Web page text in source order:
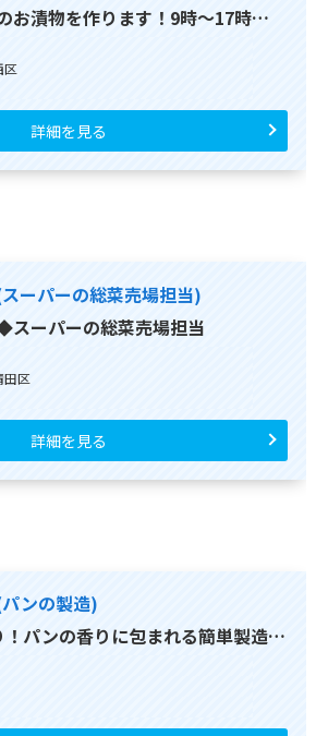
お漬物を作ります！9時～17時…
区
詳細を見る
ーパーの総菜売場担当)
スーパーの総菜売場担当
田区
詳細を見る
ンの製造)
！パンの香りに包まれる簡単製造…